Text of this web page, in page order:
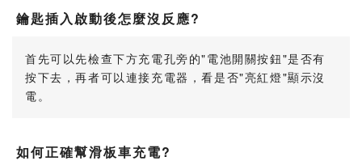
鑰匙插入啟動後怎麼沒反應?
首先可以先檢查下方充電孔旁的"電池開關按鈕"是否有
按下去，再者可以連接充電器，看是否"亮紅燈"顯示沒
電。
如何正確幫滑板車充電?